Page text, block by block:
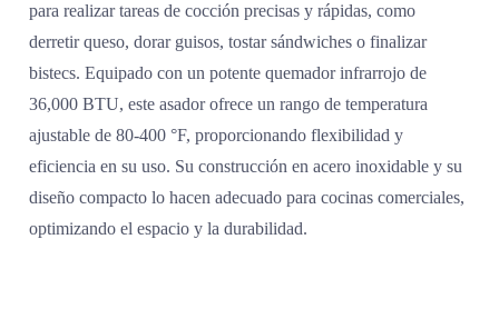
para realizar tareas de cocción precisas y rápidas, como
derretir queso, dorar guisos, tostar sándwiches o finalizar
bistecs. Equipado con un potente quemador infrarrojo de
36,000 BTU, este asador ofrece un rango de temperatura
ajustable de 80-400 °F, proporcionando flexibilidad y
eficiencia en su uso. Su construcción en acero inoxidable y su
diseño compacto lo hacen adecuado para cocinas comerciales,
optimizando el espacio y la durabilidad.